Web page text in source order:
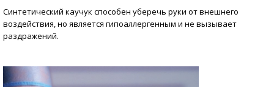
Синтетический каучук способен уберечь руки от внешнего
воздействия, но является гипоаллергенным и не вызывает
раздражений.